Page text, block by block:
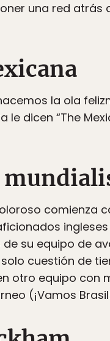
una red
la ola
le dicen “The
comienza
su equipo de
cuestión de
otro equipo con
(¡Vamos